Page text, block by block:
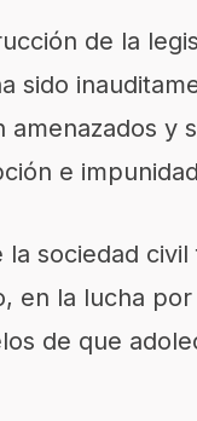
de la
sido
y
e
sociedad
en la lucha
de que